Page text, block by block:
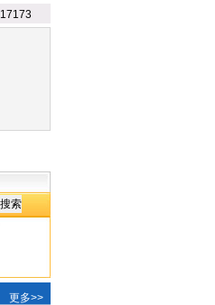
17173
更多>>